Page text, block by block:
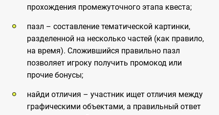
прохождения промежуточного этапа квеста;
пазл – составление тематической картинки,
разделенной на несколько частей (как правило,
на время). Сложившийся правильно пазл
позволяет игроку получить промокод или
прочие бонусы;
найди отличия – участник ищет отличия между
графическими объектами, а правильный ответ